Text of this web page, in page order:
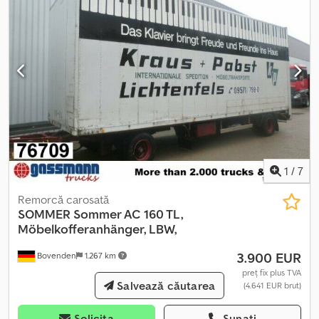
1 / 7
Bovenden 1.267 km
Remorcă carosată
SOMMER Sommer AC 160 TL,
Möbelkofferanhänger, LBW,
3.900 EUR
preț fix plus TVA
(4.641 EUR brut)
Salvează căutarea